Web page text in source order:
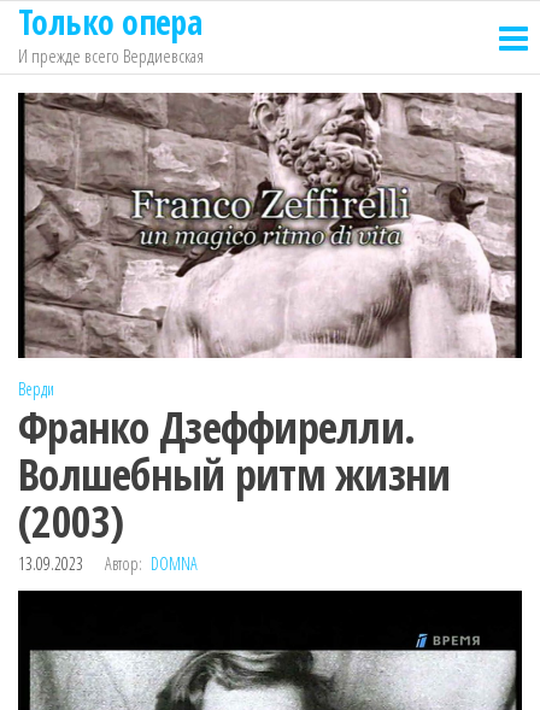
Перейти
содержимому
Только опера
И прежде всего Вердиевская
Верди
Франко Дзеффирелли.
Волшебный ритм жизни
(2003)
13.09.2023 Автор: DOMNA